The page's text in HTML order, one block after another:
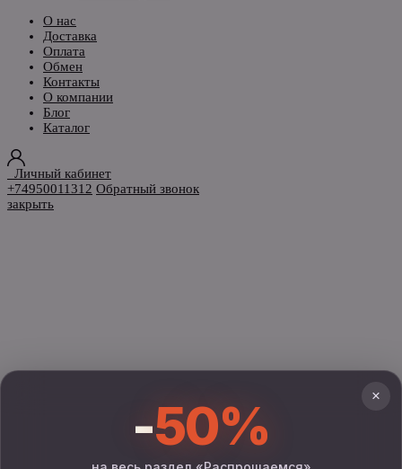
О нас
Доставка
Оплата
Обмен
Контакты
О компании
Блог
Каталог
Личный кабинет
+74950011312 Обратный звонок
закрыть
×
-50%